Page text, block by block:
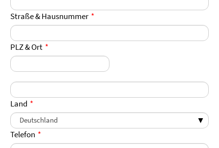
Straße & Hausnummer
PLZ & Ort
Land
Telefon